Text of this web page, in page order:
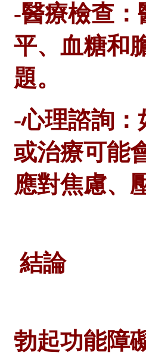
-醫療檢查：
平、血糖和
題。
-心理諮詢：
或治療可能
應對焦慮、
結論
勃起功能障